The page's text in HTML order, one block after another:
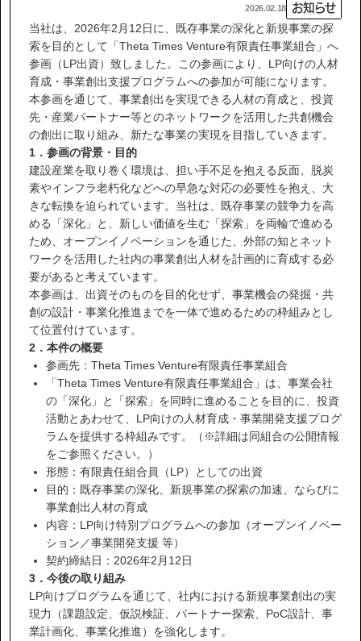
企業情報
IR情報
サステナビリティ
ニュース
お問い合わせ
採用情報
営業カタログダウンロード
協力会社の皆様へ
個人情報等保護ポリシー
このサイトの使い方
サイトマップ
2026.02.18 お知らせ
当社は、2026年2月12日に、既存事業の深化と新規事業の探
索を目的として「Theta Times Venture有限責任事業組合」へ
参画（LP出資）致しました。この参画により、LP向けの人材
育成・事業創出支援プログラムへの参加が可能になります。
本参画を通じて、事業創出を実現できる人材の育成と、投資
先・産業パートナー等とのネットワークを活用した共創機会
の創出に取り組み、新たな事業の実現を目指していきます。
1．参画の背景・目的
建設産業を取り巻く環境は、担い手不足を抱える反面、脱炭
素やインフラ老朽化などへの早急な対応の必要性を抱え、大
きな転換を迫られています。当社は、既存事業の競争力を高
める「深化」と、新しい価値を生む「探索」を両輪で進める
ため、オープンイノベーションを通じた、外部の知とネット
ワークを活用した社内の事業創出人材を計画的に育成する必
要があると考えています。
本参画は、出資そのものを目的化せず、事業機会の発掘・共
創の設計・事業化推進までを一体で進めるための枠組みとし
て位置付けています。
2．本件の概要
参画先：Theta Times Venture有限責任事業組合
「Theta Times Venture有限責任事業組合」は、事業会社
の「深化」と「探索」を同時に進めることを目的に、投資
活動とあわせて、LP向けの人材育成・事業開発支援プログ
ラムを提供する枠組みです。（※詳細は同組合の公開情報
をご参照ください。）
形態：有限責任組合員（LP）としての出資
目的：既存事業の深化、新規事業の探索の加速、ならびに
事業創出人材の育成
内容：LP向け特別プログラムへの参加（オープンイノベー
ション／事業開発支援 等）
契約締結日：2026年2月12日
3．今後の取り組み
LP向けプログラムを通じて、社内における新規事業創出の実
現力（課題設定、仮説検証、パートナー探索、PoC設計、事
業計画化、事業化推進）を強化します。